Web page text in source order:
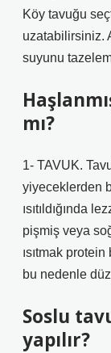
Köy tavuğu
uzatabilirsiniz.
suyunu
mı?
1- TAVUK.
yiyeceklerden
ısıtıldığında
pişmiş veya
ısıtmak
bu nedenle
Soslu
yapılır?